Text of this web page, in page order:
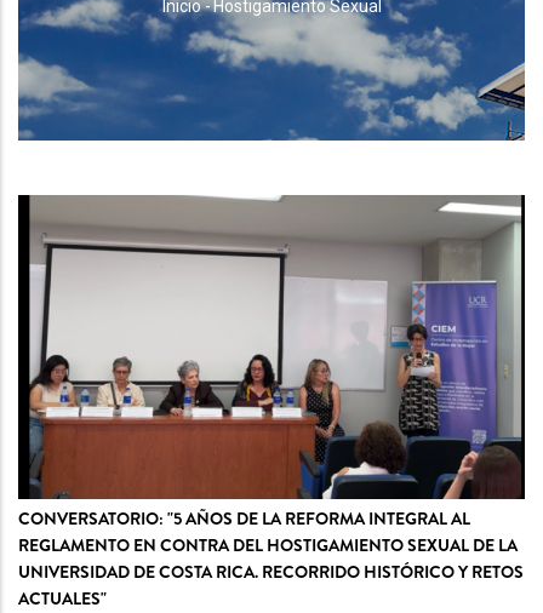
RUTA
DE
NAVEGACIÓN
Inicio-Hostigamiento Sexual
CONVERSATORIO: "5 AÑOS DE LA REFORMA INTEGRAL AL
REGLAMENTO EN CONTRA DEL HOSTIGAMIENTO SEXUAL DE LA
UNIVERSIDAD DE COSTA RICA. RECORRIDO HISTÓRICO Y RETOS
ACTUALES"